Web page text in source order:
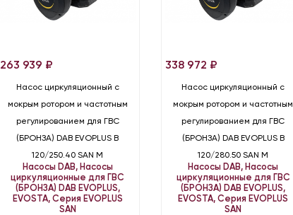
263 939 ₽
Насос циркуляционный с
мокрым ротором и частотным
регулированием для ГВС
(БРОНЗА) DAB EVOPLUS B
120/250.40 SAN M
Насосы DAB, Насосы
циркуляционные для ГВС
(БРОНЗА) DAB EVOPLUS,
EVOSTA, Серия EVOPLUS
SAN
338 972 ₽
Насос циркуляционный с
мокрым ротором и частотным
регулированием для ГВС
(БРОНЗА) DAB EVOPLUS B
120/280.50 SAN M
Насосы DAB, Насосы
циркуляционные для ГВС
(БРОНЗА) DAB EVOPLUS,
EVOSTA,Серия EVOPLUS
SAN